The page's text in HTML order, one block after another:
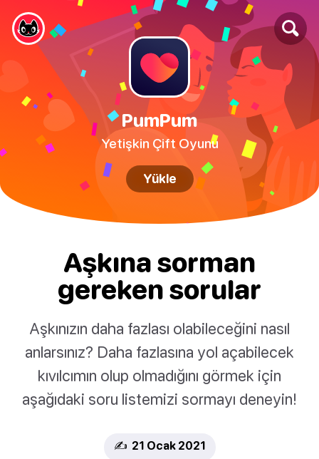
PumPum
Yetişkin Çift Oyunu
Yükle
Aşkına sorman
gereken sorular
Aşkınızın daha fazlası olabileceğini nasıl
anlarsınız? Daha fazlasına yol açabilecek
kıvılcımın olup olmadığını görmek için
aşağıdaki soru listemizi sormayı deneyin!
✍️ 21 Ocak 2021